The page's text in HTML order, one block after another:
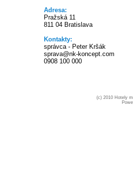
Adresa:
Pražská 11
811 04 Bratislava
Kontakty:
správca - Peter Kršák
sprava@nk-koncept.com
0908 100 000
(c) 2010 Hotely